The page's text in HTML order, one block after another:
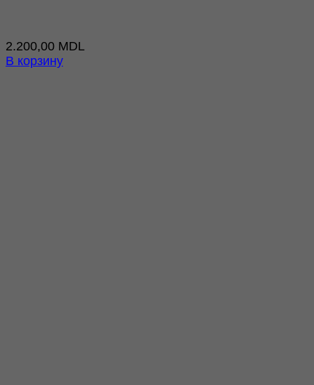
2.200,00 MDL
В корзину